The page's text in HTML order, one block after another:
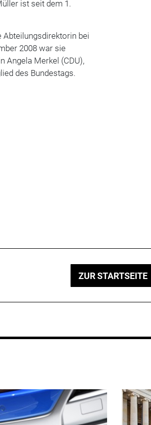
ist seit dem 1.
Abteilungsdirektorin bei
2008 war sie
Angela Merkel (CDU),
des Bundestags.
ZUR STARTSEITE